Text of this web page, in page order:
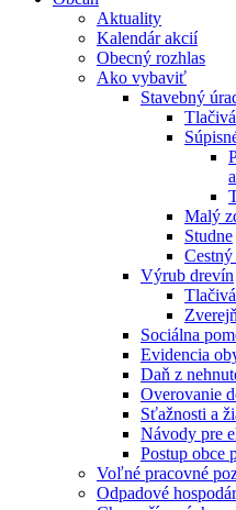
Aktuality
Kalendár akcií
Obecný rozhlas
Ako vybaviť
Stavebný
Malý
Studne
Výrub drevín
Tlačivá
Sociálna
Evidencia
Daň z
Overovanie
Sťažnosti a
Návody pre
Postup obce
Voľné pracovné
Odpadové